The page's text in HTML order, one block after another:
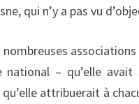
qui n’y a pas vu
nombreuses
national – qu’elle
attribuerait à